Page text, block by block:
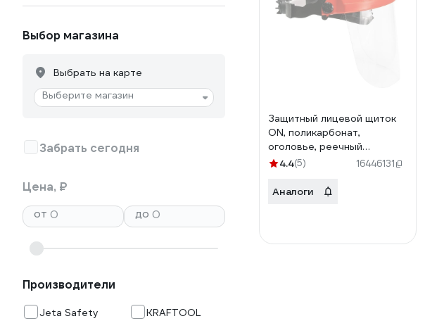
Выбор магазина
Выбрать на карте
Выберите магазин
Забрать сегодня
Цена, ₽
от
до
Производители
Jeta Safety
KRAFTOOL
Защитный лицевой щиток
ON, поликарбонат,
оголовье, реечный
механизм, 23-03-004
4.4(5) 16446131
Аналоги